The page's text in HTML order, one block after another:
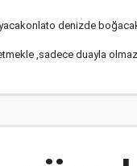
denizde
,sadece duayla